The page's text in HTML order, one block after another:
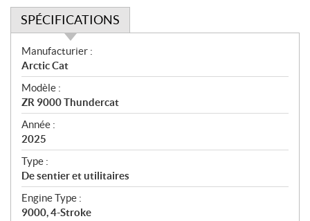
SPÉCIFICATIONS
S
p
é
c
i
f
i
c
a
t
i
Manufacturier :
Arctic Cat
Modèle :
ZR 9000 Thundercat
Année :
2025
Type :
De sentier et utilitaires
Engine Type :
9000, 4-Stroke